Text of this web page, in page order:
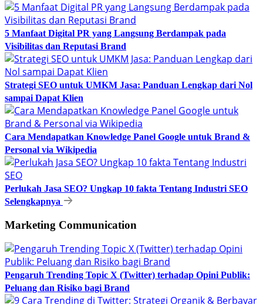
5 Manfaat Digital PR yang Langsung Berdampak pada
Visibilitas dan Reputasi Brand
Strategi SEO untuk UMKM Jasa: Panduan Lengkap dari Nol
sampai Dapat Klien
Cara Mendapatkan Knowledge Panel Google untuk Brand &
Personal via Wikipedia
Perlukah Jasa SEO? Ungkap 10 fakta Tentang Industri SEO
Selengkapnya
Marketing Communication
Pengaruh Trending Topic X (Twitter) terhadap Opini Publik:
Peluang dan Risiko bagi Brand